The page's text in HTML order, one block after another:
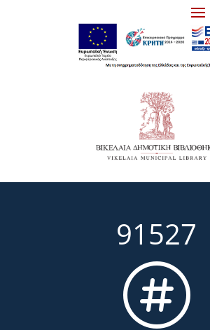
91527
